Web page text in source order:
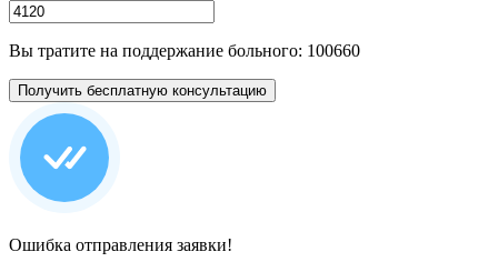
Вы тратите на поддержание больного: 100660
Получить бесплатную консультацию
Ошибка отправления заявки!